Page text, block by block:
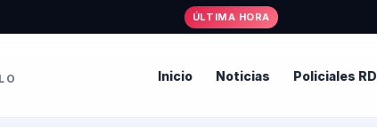
ÚLTIMA HORA
Inicio Noticias Policiales RD